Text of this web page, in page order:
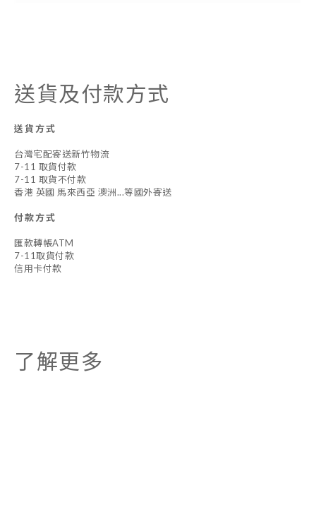
送貨及付款方式
送貨方式
台灣宅配寄送新竹物流
7-11 取貨付款
7-11 取貨不付款
香港 英國 馬來西亞 澳洲...等國外寄送
付款方式
匯款轉帳ATM
7-11取貨付款
信用卡付款
了解更多